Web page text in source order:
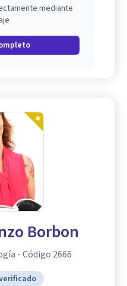
mediante
Borbon
- Código 2666